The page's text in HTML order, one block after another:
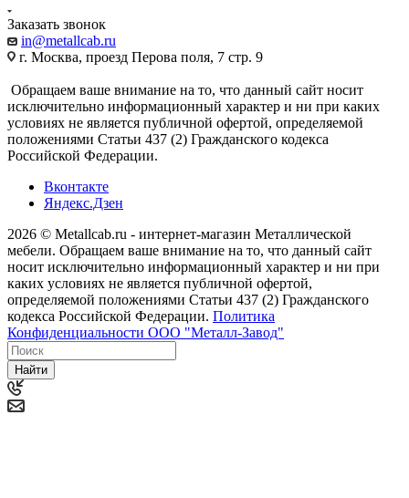
Заказать звонок
in@metallcab.ru
г. Москва, проезд Перова поля, 7 стр. 9
Обращаем ваше внимание на то, что данный сайт носит
исключительно информационный характер и ни при каких
условиях не является публичной офертой, определяемой
положениями Статьи 437 (2) Гражданского кодекса
Российской Федерации.
Вконтакте
Яндекс.Дзен
2026 © Metallcab.ru - интернет-магазин Металлической
мебели. Обращаем ваше внимание на то, что данный сайт
носит исключительно информационный характер и ни при
каких условиях не является публичной офертой,
определяемой положениями Статьи 437 (2) Гражданского
кодекса Российской Федерации. Политика
Конфиденциальности ООО "Металл-Завод"
Найти